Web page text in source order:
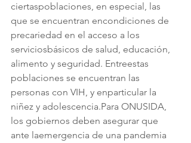
ciertaspoblaciones, en especial, las
que se encuentran encondiciones de
precariedad en el acceso a los
serviciosbásicos de salud, educación,
alimento y seguridad. Entreestas
poblaciones se encuentran las
personas con VIH, y enparticular la
niñez y adolescencia.Para ONUSIDA,
los gobiernos deben asegurar que
ante laemergencia de una pandemia